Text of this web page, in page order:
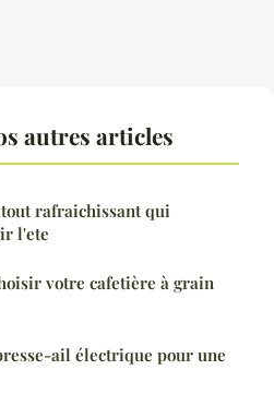
autres articles
rafraichissant qui
l'ete
votre cafetière à grain
ail électrique pour une